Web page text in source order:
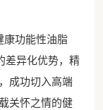
功能性油脂
差异化优势，精
成功切入高端
关怀之情的健